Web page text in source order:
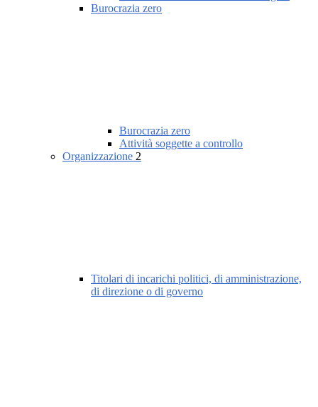
Burocrazia zero
Burocrazia zero
Attività soggette a controllo
Organizzazione 2
Titolari di incarichi politici, di amministrazione,
di direzione o di governo